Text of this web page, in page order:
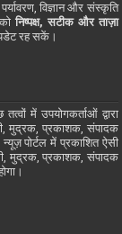
विज्ञान और संस्कृति
कोनिष्पक्ष, सटीक और ताज़ा
रह सकें।
में उपयोगकर्ताओं द्वारा
मुद्रक, प्रकाशक, संपादक
पोर्टल में प्रकाशित ऐसी
मुद्रक, प्रकाशक, संपादक